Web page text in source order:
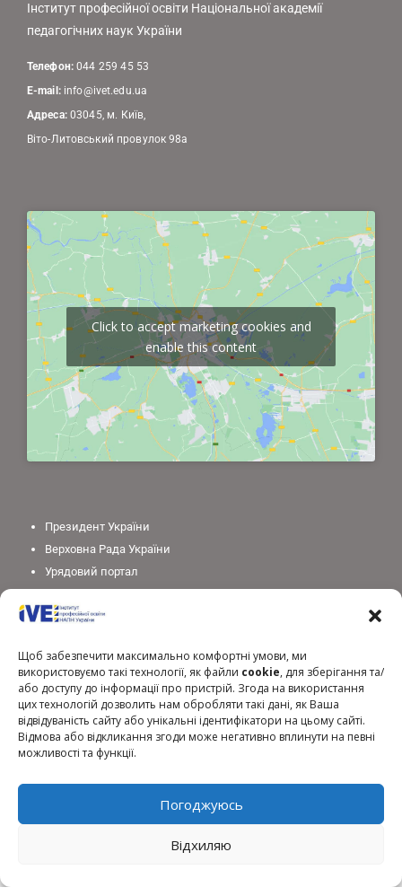
Щоб забезпечити максимально комфортні умови, ми
використовуємо такі технології, як файли cookie, для зберігання та/
або доступу до інформації про пристрій. Згода на використання
цих технологій дозволить нам обробляти такі дані, як Ваша
відвідуваність сайту або унікальні ідентифікатори на цьому сайті.
Відмова або відкликання згоди може негативно вплинути на певні
можливості та функції.
Погоджуюсь
Відхиляю
Інститут професійної освіти Національної академії
педагогічних наук України
Телефон:044 259 45 53
E-mail: info@ivet.edu.ua
Адреса:03045, м. Київ,
Віто-Литовський провулок 98а
Click to accept marketing cookies and
enable this content
Президент України
Верховна Рада України
Урядовий портал
Міністерство освіти і науки України